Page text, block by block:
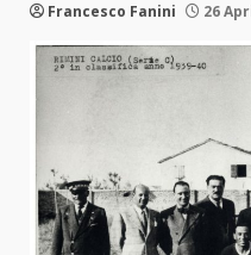
Francesco Fanini 26